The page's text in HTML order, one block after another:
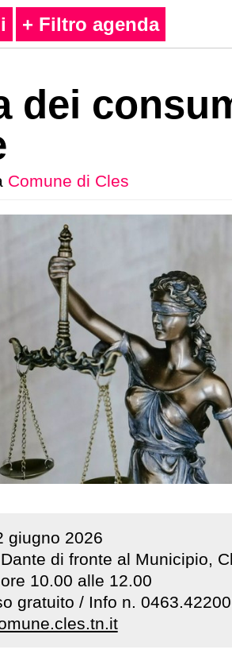
+ Filtro agenda
dei
Comune di Cles
giugno 2026
di fronte al Municipio,
10.00 alle 12.00
gratuito / Info n.